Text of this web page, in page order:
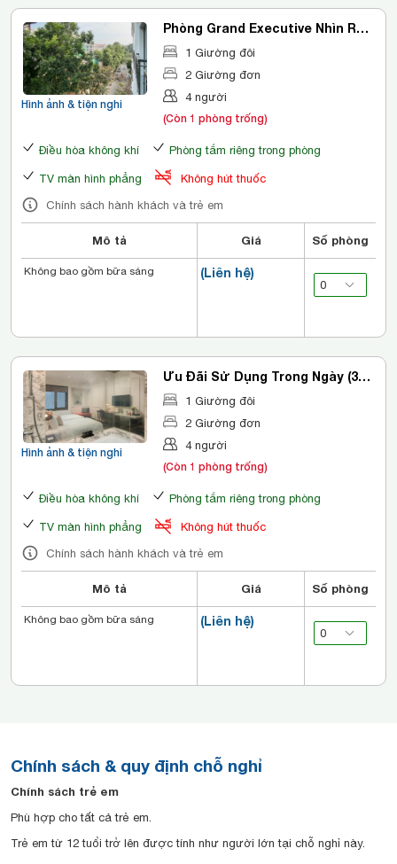
Hình ảnh & tiện nghi
Phòng Grand Executive Nhìn Ra
Thành Phố
1 Giường đôi
2 Giường đơn
4 người
(Còn 1 phòng trống)
Điều hòa không khí Phòng tắm riêng trong phòng
TV màn hình phẳng
Không hút thuốc
Chính sách hành khách và trẻ em
Mô tả Giá Số phòng
(Liên hệ)
Không bao gồm bữa sáng
Hình ảnh & tiện nghi
Ưu Đãi Sử Dụng Trong Ngày (3
Giờ) - Phòng Superior
1 Giường đôi
2 Giường đơn
4 người
(Còn 1 phòng trống)
Điều hòa không khí Phòng tắm riêng trong phòng
TV màn hình phẳng
Không hút thuốc
Chính sách hành khách và trẻ em
Mô tả Giá Số phòng
(Liên hệ)
Không bao gồm bữa sáng
Chính sách & quy định chỗ nghỉ
Chính sách trẻ em
Phù hợp cho tất cả trẻ em.
Trẻ em từ 12 tuổi trở lên được tính như người lớn tại chỗ nghỉ này.